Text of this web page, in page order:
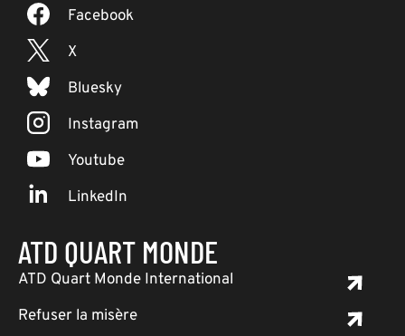
Facebook
X
Bluesky
Instagram
Youtube
LinkedIn
ATD QUART MONDE
ATD Quart Monde International
Refuser la misère